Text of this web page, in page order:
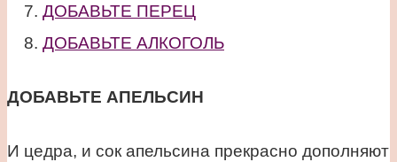
ДОБАВЬТЕ ПЕРЕЦ
ДОБАВЬТЕ АЛКОГОЛЬ
ДОБАВЬТЕ АПЕЛЬСИН
И цедра, и сок апельсина прекрасно дополняют